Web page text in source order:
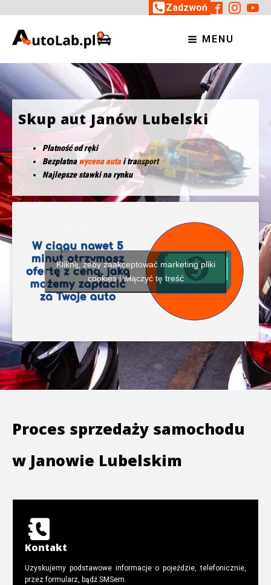
Zadzwoń
MENU
Skup aut Janów Lubelski
Płatność od ręki
Bezpłatnawycena autai transport
Najlepsze stawki na rynku
Kliknij, żeby zaakceptować marketing pliki
cookies i włączyć tę treść
Proces sprzedaży samochodu
w Janowie Lubelskim
Kontakt
Uzyskujemy podstawowe informacje o pojeździe, telefonicznie,
przez formularz, bądź SMSem.